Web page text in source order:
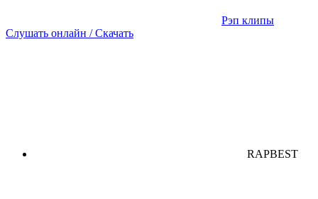
Рэп клипы
Слушать онлайн / Скачать
RAPBEST